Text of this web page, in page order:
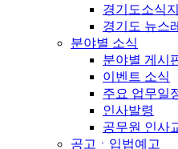
경기도소식
경기도 뉴스
분야별 소식
분야별 게시
이벤트 소식
주요 업무일
인사발령
공무원 인사
공고ㆍ입법예고